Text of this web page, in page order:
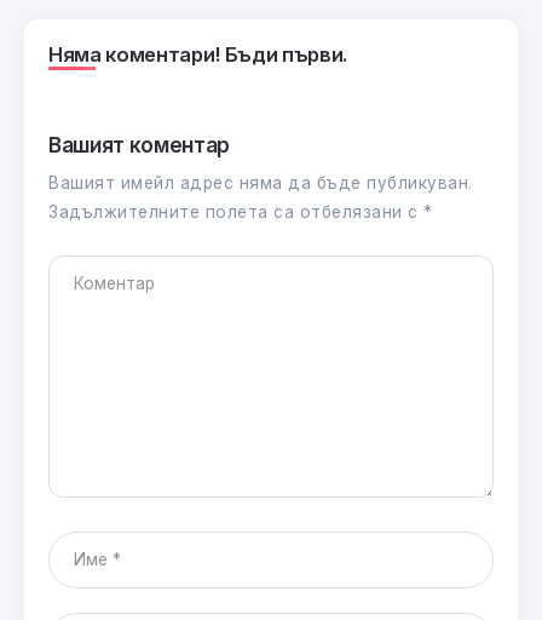
Няма коментари! Бъди първи.
Вашият коментар
Вашият имейл адрес няма да бъде публикуван.
Задължителните полета са отбелязани с *